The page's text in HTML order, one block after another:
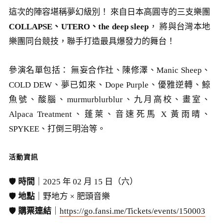
這次的陣容堪稱夢幻級別！ 來自日本高圓寺的三支樂團
COLLAPSE、UTERO、the deep sleep ， 將與台灣本地
樂團同台競技，聯手打造最具爆發力的舞台！
參演名單包括： 無妄合作社、陳修澤、Manic Sheep、
COLD DEW、夢已如來、Dope Purple、優雅逆轉、鯨
魚號、酸腦、murmurblurblur、九月高校、畫室、
Alpaca Treatment、蓬萊、音速死馬 X 黃雨晴、
SPYKEE、打倒三明治等。
活動資訊
🛡️ 時間
｜2025 年 02 月 15 日（六）
🛡️ 地點 ｜野地方 × 肥頭音樂
🛡️ 購票連結 https://go.fansi.me/Tickets/events/150003